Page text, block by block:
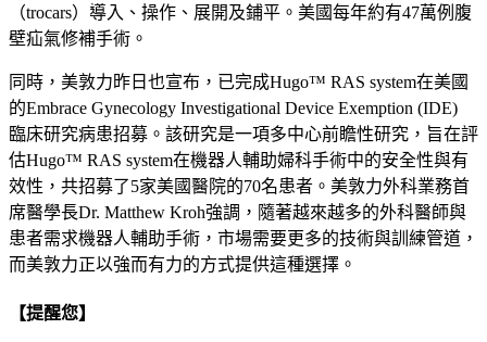
（trocars）導入、操作、展開及鋪平。美國每年約有47萬例腹
壁疝氣修補手術。
同時，美敦力昨日也宣布，已完成Hugo™ RAS system在美國
的Embrace Gynecology Investigational Device Exemption (IDE)
臨床研究病患招募。該研究是一項多中心前瞻性研究，旨在評
估Hugo™ RAS system在機器人輔助婦科手術中的安全性與有
效性，共招募了5家美國醫院的70名患者。美敦力外科業務首
席醫學長Dr. Matthew Kroh強調，隨著越來越多的外科醫師與
患者需求機器人輔助手術，市場需要更多的技術與訓練管道，
而美敦力正以強而有力的方式提供這種選擇。
【提醒您】